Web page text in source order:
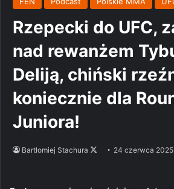
Rzepecki do UFC,
nad rewanżem
Deliją, chiński
koniecznie dla
Juniora!
Bartłomiej Stachura
Follow24 czerwca 2025